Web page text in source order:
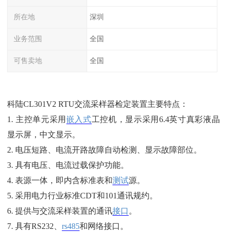
所在地 深圳
业务范围 全国
可售卖地 全国
科陆CL301V2RTU交流采样器检定装置主要特点：
1. 主控单元采用 嵌入式工控机，显示采用6.4英寸真彩液晶
显示屏，中文显示。
2. 电压短路、电流开路故障自动检测、显示故障部位。
3. 具有电压、电流过载保护功能。
4. 表源一体，即内含标准表和测试源。
5. 采用电力行业标准CDT和101通讯规约。
6. 提供与交流采样装置的通讯接口 。
7. 具有RS232、rs485和网络接口。